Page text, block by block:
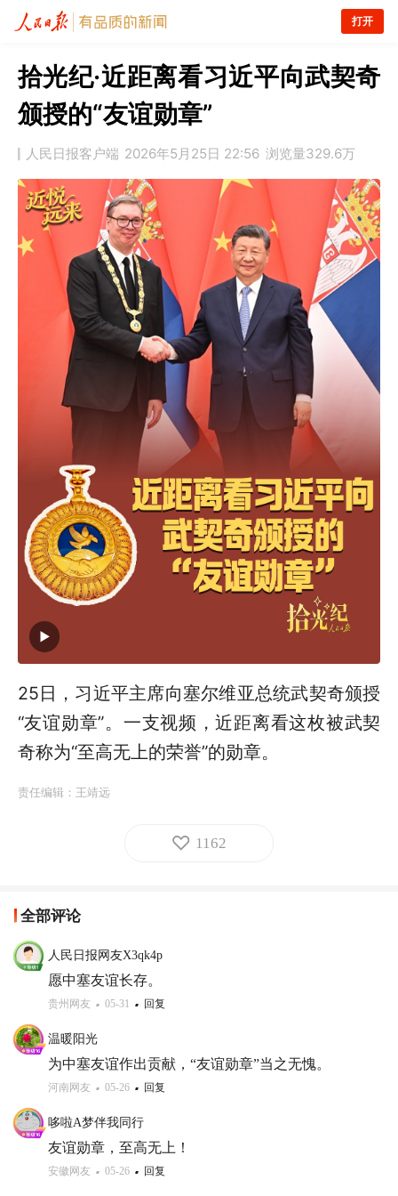
打开
拾光纪·近距离看习近平向武契奇
颁授的“友谊勋章”
人民日报客户端 2026年5月25日 22:56 浏览量329.6万
25日，习近平主席向塞尔维亚总统武契奇颁授
“友谊勋章”。一支视频，近距离看这枚被武契
奇称为“至高无上的荣誉”的勋章。
责任编辑： 王靖远
1162
全部评论
人民日报网友X3qk4p
愿中塞友谊长存。
贵州网友 05-31 回复
温暖阳光
为中塞友谊作出贡献，“友谊勋章”当之无愧。
河南网友 05-26 回复
哆啦A梦伴我同行
友谊勋章，至高无上！
安徽网友 05-26 回复